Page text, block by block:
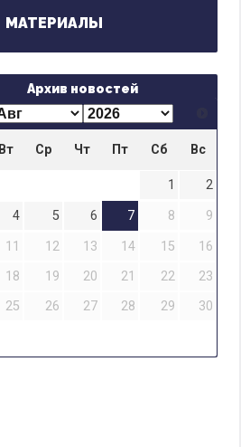
МАТЕРИАЛЫ
Архив новостей
Вт Ср Чт Пт Сб Вс
1
2
4 5 6 7 8
9
11 12 13 14 15
16
18 19 20 21 22
23
25 26 27 28 29
30